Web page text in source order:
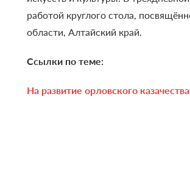
работой круглого стола,
области, Алтайский край.
Ссылки по теме:
На развитие орловского